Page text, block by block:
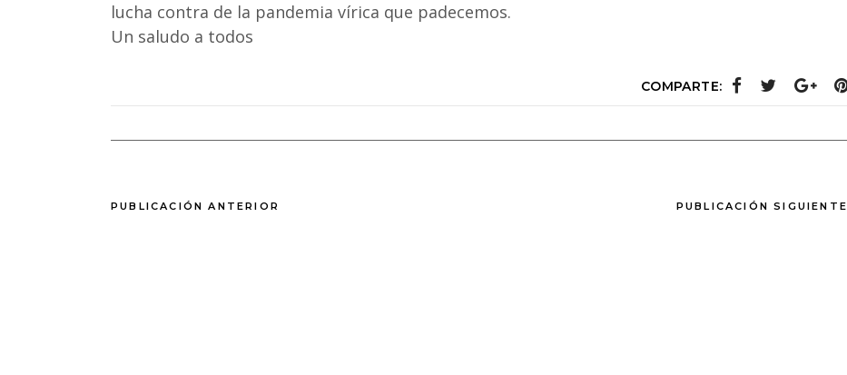
lucha contra de la pandemia vírica que padecemos.
Un saludo a todos
COMPARTE:
PUBLICACIÓN ANTERIOR PUBLICACIÓN SIGUIENTE